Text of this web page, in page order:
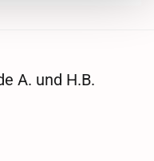
A. und H.B.